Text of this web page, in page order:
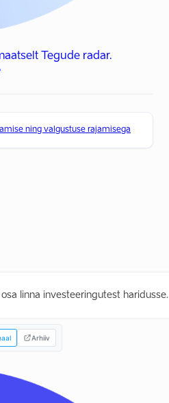
Tegude radar.
ning valgustuse rajamisega
linna investeeringutest haridusse.
Arhiiv